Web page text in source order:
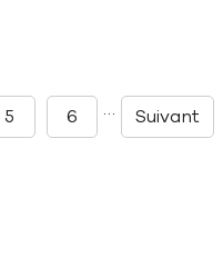
5 6 … Suivant